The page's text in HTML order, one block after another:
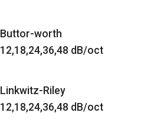
Buttor-worth
12,18,24,36,48 dB/oct
Linkwitz-Riley
12,18,24,36,48 dB/oct